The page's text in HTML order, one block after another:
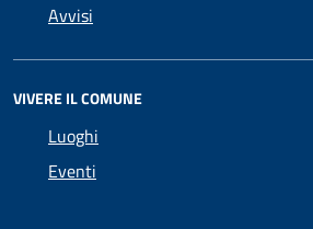
Avvisi
VIVERE IL COMUNE
Luoghi
Eventi